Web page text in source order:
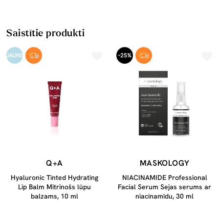
Saistītie produkti
JAUNS
Q+A
Hyaluronic Tinted Hydrating
Lip Balm Mitrinošs lūpu
balzams, 10 ml
-25%
MASKOLOGY
NIACINAMIDE Professional
Facial Serum Sejas serums ar
niacinamīdu, 30 ml